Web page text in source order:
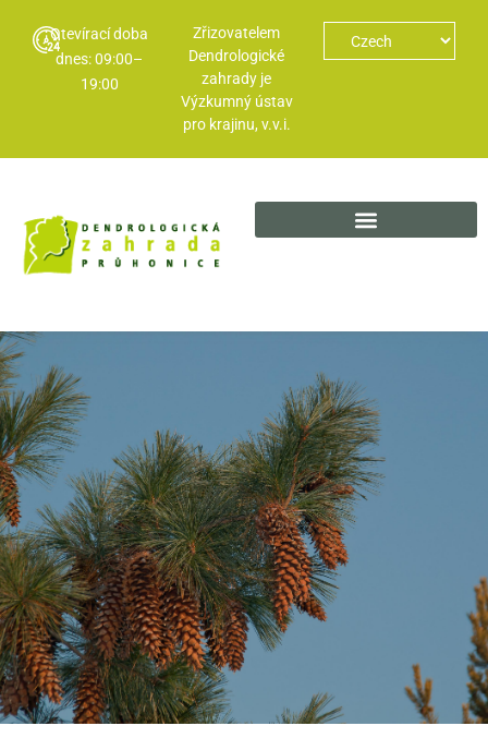
Otevírací doba
dnes: 09:00–
19:00
Zřizovatelem
Dendrologické
zahrady je
Výzkumný ústav
pro krajinu, v.v.i.